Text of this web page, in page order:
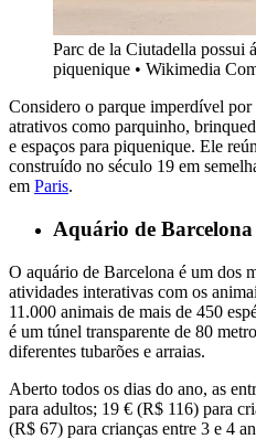
Parc de la Ciutadella possui
piquenique • Wikimedia
Considero o parque imperdível
atrativos como parquinho,
e espaços para piquenique. Ele
construído no século 19 em
em Paris.
Aquário de Barcelona
O aquário de Barcelona é um dos
atividades interativas com os
11.000 animais de mais de 450
é um túnel transparente de 80
diferentes tubarões e arraias.
Aberto todos os dias do ano, as
para adultos; 19 € (R$ 116) para
(R$ 67) para crianças entre 3 e 4